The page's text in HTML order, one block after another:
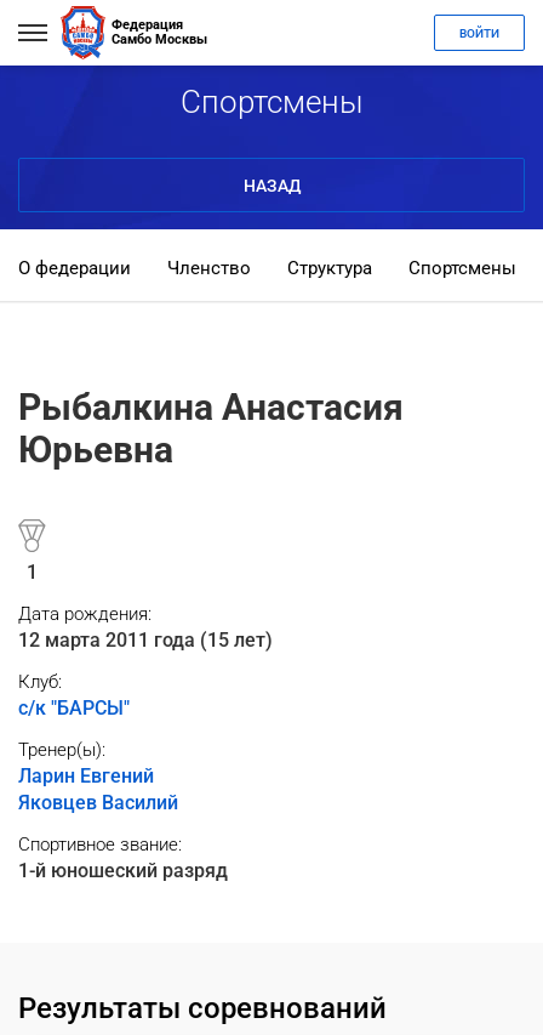
Федерация
Самбо Москвы
ВОЙТИ
Спортсмены
НАЗАД
О федерации Членство Структура Спортсмены
Рыбалкина Анастасия
Юрьевна
1
Дата рождения:
12 марта 2011 года (15 лет)
Клуб:
с/к "БАРСЫ"
Тренер(ы):
Ларин Евгений
Яковцев Василий
Спортивное звание:
1-й юношеский разряд
Результаты соревнований